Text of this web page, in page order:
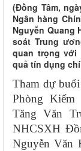
(Đồng Tâm,
Ngân hàng
Nguyễn Quang
soát Trung
quan trọng với
quả tín dụng
Tham dự
Phòng
Tăng Văn
NHCSXH
Nguyễn Văn